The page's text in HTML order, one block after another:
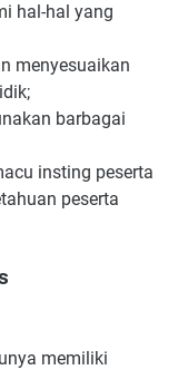
hal-hal yang
menyesuaikan
barbagai
insting peserta
peserta
memiliki